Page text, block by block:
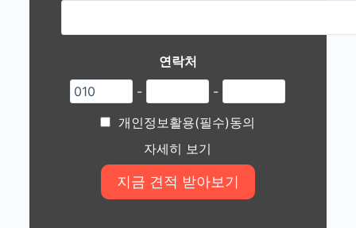
연락처
-
-
개인정보활용(필수)동의
자세히 보기